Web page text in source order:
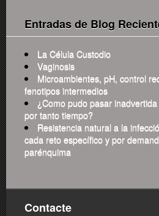
Entradas de Blog
La Célula Custodio
Vaginosis
Microambientes, pH, control
fenotipos intermedios
¿Como pudo pasar
por tanto tiempo?
Resistencia natural a la
cada reto específico y por
parénquima
Contacte